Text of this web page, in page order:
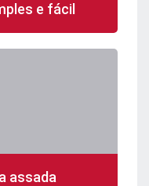
e fácil
assada